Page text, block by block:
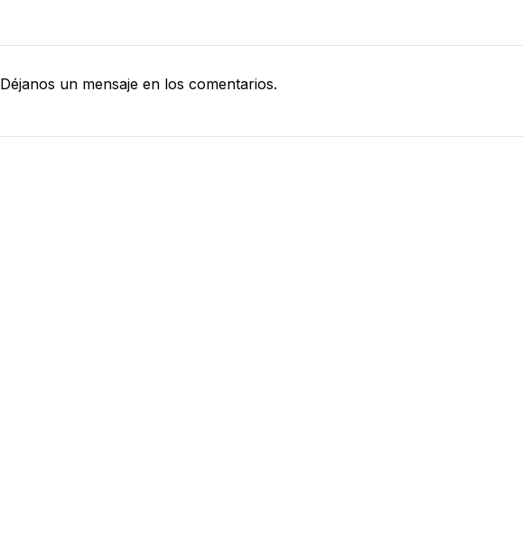
Déjanos un mensaje en los comentarios.